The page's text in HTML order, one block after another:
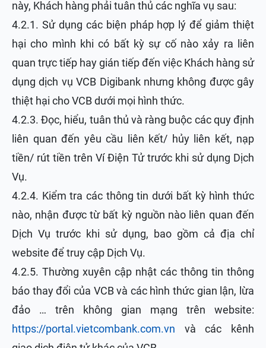
này, Khách hàng phải tuân thủ các nghĩa vụ sau:
4.2.1. Sử dụng các biện pháp hợp lý để giảm thiệt
hại cho mình khi có bất kỳ sự cố nào xảy ra liên
quan trực tiếp hay gián tiếp đến việc Khách hàng sử
dụng dịch vụ VCB Digibank nhưng không được gây
thiệt hại cho VCB dưới mọi hình thức.
4.2.3. Đọc, hiểu, tuân thủ và ràng buộc các quy định
liên quan đến yêu cầu liên kết/ hủy liên kết, nạp
tiền/ rút tiền trên Ví Điện Tử trước khi sử dụng Dịch
Vụ.
4.2.4. Kiểm tra các thông tin dưới bất kỳ hình thức
nào, nhận được từ bất kỳ nguồn nào liên quan đến
Dịch Vụ trước khi sử dụng, bao gồm cả địa chỉ
website để truy cập Dịch Vụ.
4.2.5. Thường xuyên cập nhật các thông tin thông
báo thay đổi của VCB và các hình thức gian lận, lừa
đảo … trên không gian mạng trên website:
https://portal.vietcombank.com.vn và các kênh